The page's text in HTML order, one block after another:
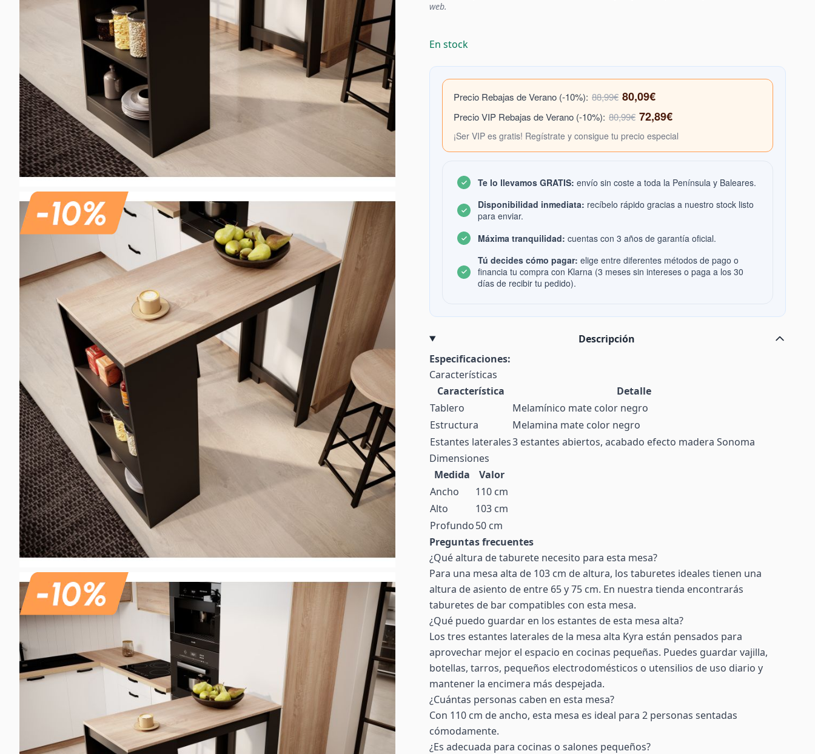
web.
En stock
Precio Rebajas de Verano (-10%): 88,99€ 80,09€
Precio VIP Rebajas de Verano (-10%): 80,99€ 72,89€
¡Ser VIP es gratis! Regístrate y consigue tu precio especial
Te lo llevamos GRATIS: envío sin coste a toda la Península y Baleares.
Disponibilidad inmediata: recíbelo rápido gracias a nuestro stock listo
para enviar.
Máxima tranquilidad: cuentas con 3 años de garantía oficial.
Tú decides cómo pagar: elige entre diferentes métodos de pago o
financia tu compra con Klarna (3 meses sin intereses o paga a los 30
días de recibir tu pedido).
Descripción
Especificaciones:
Características
Característica
Detalle
Tablero
Melamínico mate color negro
Estructura
Melamina mate color negro
Estantes laterales3 estantes abiertos, acabado efecto madera Sonoma
Dimensiones
Medida
Valor
Ancho
110 cm
Alto
103 cm
Profundo50 cm
Preguntas frecuentes
¿Qué altura de taburete necesito para esta mesa?
Para una mesa alta de 103 cm de altura, los taburetes ideales tienen una
altura de asiento de entre 65 y 75 cm. En nuestra tienda encontrarás
taburetes de bar compatibles con esta mesa.
¿Qué puedo guardar en los estantes de esta mesa alta?
Los tres estantes laterales de la mesa alta Kyra están pensados para
aprovechar mejor el espacio en cocinas pequeñas. Puedes guardar vajilla,
botellas, tarros, pequeños electrodomésticos o utensilios de uso diario y
mantener la encimera más despejada.
¿Cuántas personas caben en esta mesa?
Con 110 cm de ancho, esta mesa es ideal para 2 personas sentadas
cómodamente.
¿Es adecuada para cocinas o salones pequeños?